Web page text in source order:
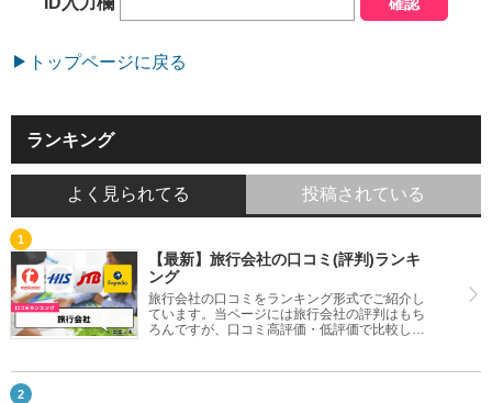
トップページに戻る
ランキング
よく見られてる 投稿されている
【最新】旅行会社の口コミ(評判)ランキ
ング
旅行会社の口コミをランキング形式でご紹介し
ています。当ページには旅行会社の評判はもち
ろんですが、口コミ高評価・低評価で比較した
い。